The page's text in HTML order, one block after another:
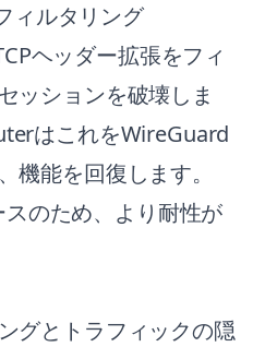
ィルタリング
ヘッダー拡張をフィ
ッションを破壊しま
はこれをWireGuard
機能を回復します。
のため、より耐性が
グとトラフィックの隠